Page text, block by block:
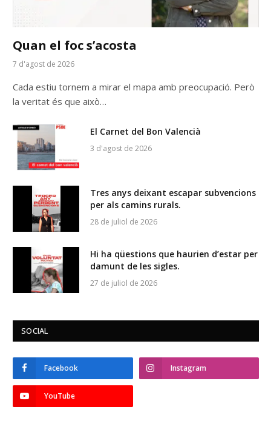
Quan el foc s’acosta
7 d'agost de 2026
Cada estiu tornem a mirar el mapa amb preocupació. Però
la veritat és que això…
El Carnet del Bon Valencià
3 d'agost de 2026
Tres anys deixant escapar subvencions
per als camins rurals.
28 de juliol de 2026
Hi ha qüestions que haurien d’estar per
damunt de les sigles.
27 de juliol de 2026
SOCIAL
Facebook Instagram
YouTube